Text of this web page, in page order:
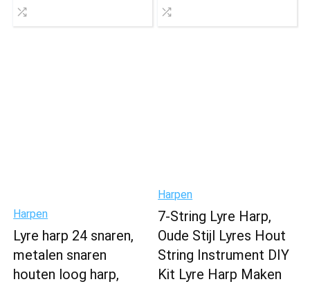
Harpen
Lyre harp 24 snaren,
metalen snaren
houten loog harp,
Harpen
7-String Lyre Harp,
Oude Stijl Lyres Hout
String Instrument DIY
Kit Lyre Harp Maken